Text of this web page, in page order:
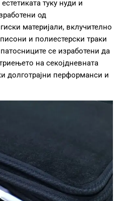
туку нуди и
од
материјали, вклучително
и полиестерски траки
се изработени да
на секојдневната
долготрајни перформанси и